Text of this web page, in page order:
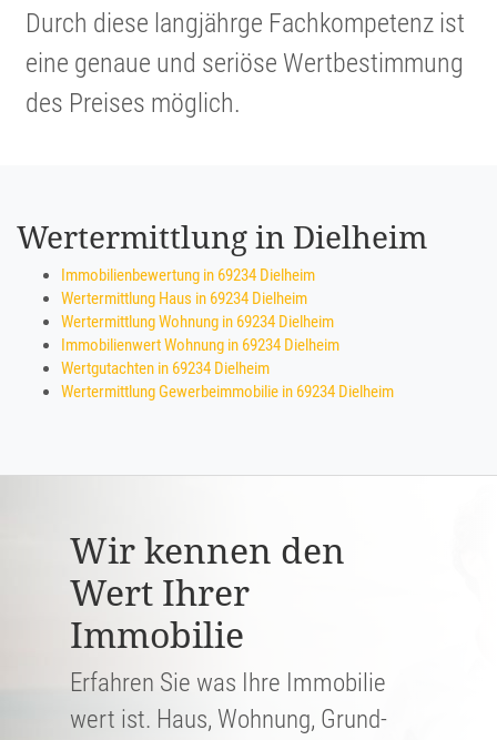
Durch diese langjährge Fachkom­pe­tenz ist
eine genaue und seriöse Wertbe­stim­mung
des Preises möglich.
Wertermittlung in Dielheim
Immobilienbewertung in 69234 Dielheim
Wertermittlung Haus in 69234 Dielheim
Wertermittlung Wohnung in 69234 Dielheim
Immobilienwert Wohnung in 69234 Dielheim
Wertgutachten in 69234 Dielheim
Wertermittlung Gewerbeimmobilie in 69234 Dielheim
Wir kennen den
Wert Ihrer
Immobilie
Erfahren Sie was Ihre Immobilie
wert ist. Haus, Wohnung, Grund­